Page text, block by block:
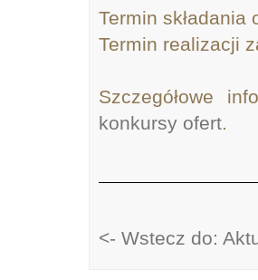
Termin
Termin realizacji
Szczegółowe
konkursy ofert.
<- Wstecz do: